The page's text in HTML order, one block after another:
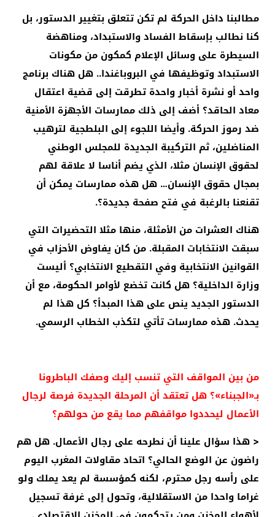
مطالبنا داخل الحركة لم تكن تتعلق بتغيير الدستور، بل
كنا نطالب بإسقاط الفساد والاستبداد، ومناهضة
السيطرة على وسائل الإعلام كمكون من مكونات
الاستبداد وتوظيفها في البروباغندا.. هل هناك برنامج
واحد أو نشرة أخبار واحدة تطرقت إلى قضية اعتقال
معاد الحاقد؟ أضف إلى ذلك ممارسات الأجهزة الأمنية
ضد رموز الحركة. وأيضا اللجوء إلى البلطجية لترهيب
المناضلين، ثم التركيبة الجديدة للمجلس الوطني
لحقوق الإنسان مثلا، الذي يضم أناسا لا علاقة لهم
بمجال حقوق الإنسان… هل هذه ممارسات يمكن أن
تقنعنا بالرغبة في فتح صفحة جديدة؟.
هناك العشرات من الأمثلة، منها مثلا التحضيرات التي
سبقت الانتخابات المقبلة. من كان يفاوض الأحزاب في
القوانين الانتخابية وفي التقطيع الانتخابي؟ أليست
وزارة الداخلية؟ هل كانت تخضع لأوامر الحكومة، مع أن
الدستور الجديد ينص على هذا المبدأ؟ كل هذا لم
يحدث. هذه ممارسات تأتي لتكذب الخطاب الرسمي.
من بين المواقف التي تنسب إليك وصفك الباطرونا
بـ«الجبناء»؟ هل تعتقد أن المرحلة الجديدة فرصة لرجال
الأعمال ليحددوا مواقفهم مما يقع من حولهم؟
< هذا سؤال علينا أن نطرحه على رجال الأعمال. هل هم
راضون عن الوضع الحالي؟ اتحاد مقاولات المغرب اليوم
على رأسه رجل محترم، لكنه كمؤسسة لم يعد يملك ولو
غراما واحدا من الاستقلالية، وتحول إلى غرفة تسجيل